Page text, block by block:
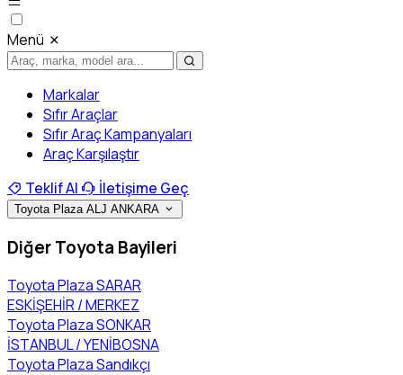
Menü
Markalar
Sıfır Araçlar
Sıfır Araç Kampanyaları
Araç Karşılaştır
Teklif Al
İletişime Geç
Toyota Plaza ALJ ANKARA
Diğer Toyota Bayileri
Toyota Plaza SARAR
ESKİŞEHİR / MERKEZ
Toyota Plaza SONKAR
İSTANBUL / YENİBOSNA
Toyota Plaza Sandıkçı